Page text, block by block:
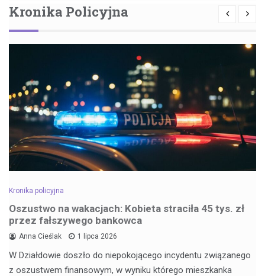
Kronika Policyjna
Kronika policyjna
Oszustwo na wakacjach: Kobieta straciła 45 tys. zł
przez fałszywego bankowca
Anna Cieślak 1 lipca 2026
W Działdowie doszło do niepokojącego incydentu związanego
z oszustwem finansowym, w wyniku którego mieszkanka